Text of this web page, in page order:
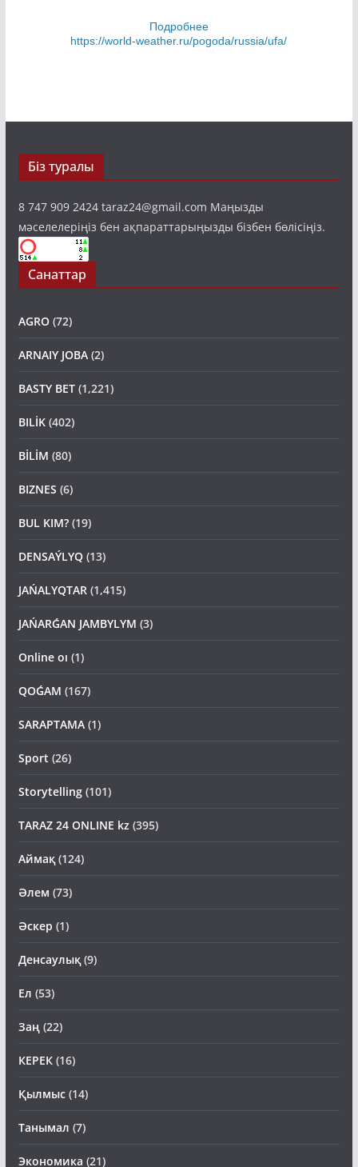
Подробнее
https://world-weather.ru/pogoda/russia/ufa/
Біз туралы
8 747 909 2424 taraz24@gmail.com Маңызды
мәселелеріңіз бен ақпараттарыңызды бізбен бөлісіңіз.
Санаттар
AGRO(72)
ARNAIY JOBA(2)
BASTY BET(1,221)
BILİK(402)
BİLİM (80)
BIZNES (6)
BUL KIM?(19)
DENSAÝLYQ(13)
JAŃALYQTAR(1,415)
JAŃARǴAN JAMBYLYM (3)
Online oı (1)
QOǴAM (167)
SARAPTAMA(1)
Sport (26)
Storytelling(101)
TARAZ 24 ONLINE kz(395)
Аймақ(124)
Әлем (73)
Әскер (1)
Денсаулық(9)
Ел (53)
Заң(22)
КЕРЕК(16)
Қылмыс(14)
Танымал (7)
Экономика (21)